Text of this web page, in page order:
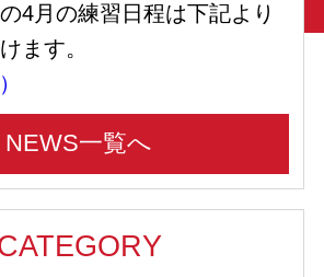
4月の練習日程は下記より
ます。
NEWS一覧へ